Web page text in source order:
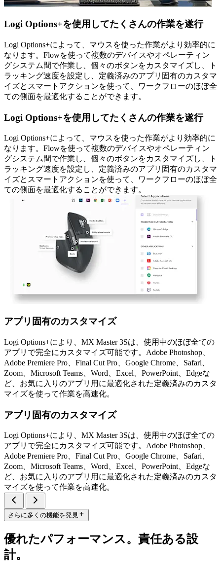
Logi Options+を使用してたくさんの作業を遂行
Logi Options+によって、マウスを使った作業がより効率的に
なります。Flowを使って複数のデバイスやオペレーティン
グシステム間で作業し、個々のボタンをカスタマイズし、ト
ラッキング速度を設定し、定義済みのアプリ固有のカスタマ
イズとスマートアクションを使って、ワークフローのほぼ全
ての側面を最適化することができます。
Logi Options+を使用してたくさんの作業を遂行
Logi Options+によって、マウスを使った作業がより効率的に
なります。Flowを使って複数のデバイスやオペレーティン
グシステム間で作業し、個々のボタンをカスタマイズし、ト
ラッキング速度を設定し、定義済みのアプリ固有のカスタマ
イズとスマートアクションを使って、ワークフローのほぼ全
ての側面を最適化することができます。
アプリ固有のカスタマイズ
Logi Options+により、MX Master 3Sは、使用中のほぼ全ての
アプリで完全にカスタマイズ可能です。Adobe Photoshop、
Adobe Premiere Pro、Final Cut Pro、Google Chrome、Safari、
Zoom、Microsoft Teams、Word、Excel、PowerPoint、Edgeな
ど、お気に入りのアプリ用に最適化された定義済みのカスタ
マイズを使って作業を高速化。
アプリ固有のカスタマイズ
Logi Options+により、MX Master 3Sは、使用中のほぼ全ての
アプリで完全にカスタマイズ可能です。Adobe Photoshop、
Adobe Premiere Pro、Final Cut Pro、Google Chrome、Safari、
Zoom、Microsoft Teams、Word、Excel、PowerPoint、Edgeな
ど、お気に入りのアプリ用に最適化された定義済みのカスタ
マイズを使って作業を高速化。
さらに多くの機能を発見
優れたパフォーマンス。責任ある設
計。